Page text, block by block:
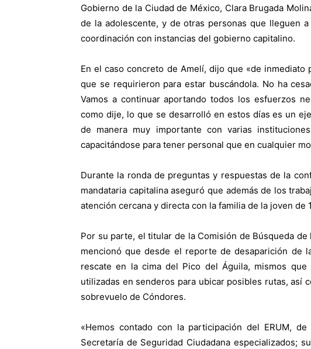
Gobierno de la Ciudad de México, Clara Brugada
de la adolescente, y de otras personas que lleguen
coordinación con instancias del gobierno capitalino.
En el caso concreto de Amelí, dijo que «de
que se requirieron para estar buscándola. No ha
Vamos a continuar aportando todos los esfuerzos
como dije, lo que se desarrolló en estos días es un
de manera muy importante con varias
capacitándose para tener personal que en cualquier
Durante la ronda de preguntas y respuestas de la
mandataria capitalina aseguró que además de los
atención cercana y directa con la familia de la joven de
Por su parte, el titular de la Comisión de Búsqueda
mencionó que desde el reporte de desaparición de
rescate en la cima del Pico del Águila, mismos
utilizadas en senderos para ubicar posibles rutas, así
sobrevuelo de Cóndores.
«Hemos contado con la participación del ERUM,
Secretaría de Seguridad Ciudadana especializados;